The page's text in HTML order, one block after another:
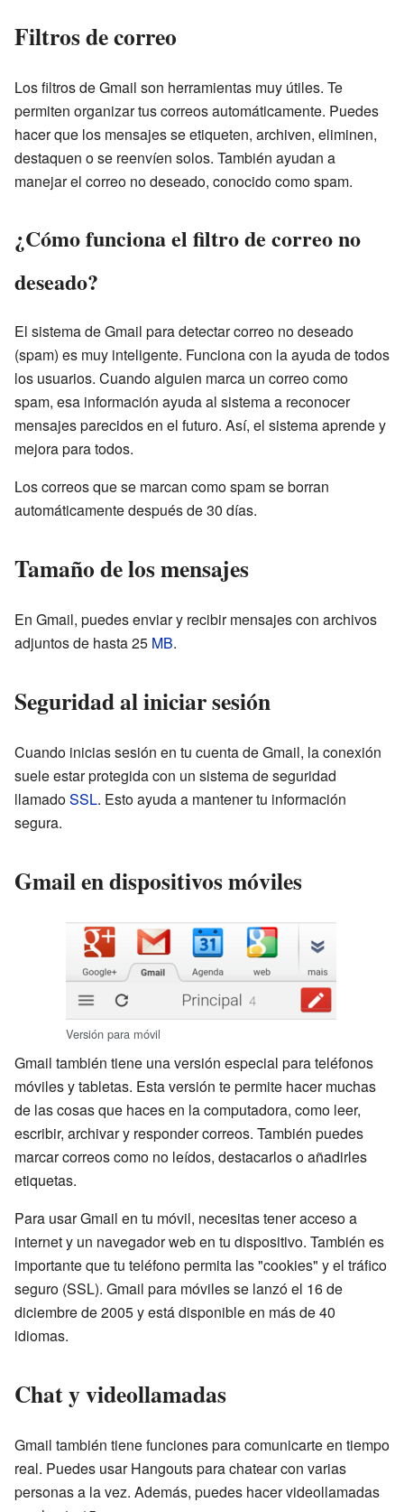
Filtros de correo
Los filtros de Gmail son herramientas muy útiles. Te
permiten organizar tus correos automáticamente. Puedes
hacer que los mensajes se etiqueten, archiven, eliminen,
destaquen o se reenvíen solos. También ayudan a
manejar el correo no deseado, conocido como spam.
¿Cómo funciona el filtro de correo no
deseado?
El sistema de Gmail para detectar correo no deseado
(spam) es muy inteligente. Funciona con la ayuda de todos
los usuarios. Cuando alguien marca un correo como
spam, esa información ayuda al sistema a reconocer
mensajes parecidos en el futuro. Así, el sistema aprende y
mejora para todos.
Los correos que se marcan como spam se borran
automáticamente después de 30 días.
Tamaño de los mensajes
En Gmail, puedes enviar y recibir mensajes con archivos
adjuntos de hasta 25 MB.
Seguridad al iniciar sesión
Cuando inicias sesión en tu cuenta de Gmail, la conexión
suele estar protegida con un sistema de seguridad
llamadoSSL. Esto ayuda a mantener tu información
segura.
Gmail en dispositivos móviles
Versión para móvil
Gmail también tiene una versión especial para teléfonos
móviles y tabletas. Esta versión te permite hacer muchas
de las cosas que haces en la computadora, como leer,
escribir, archivar y responder correos. También puedes
marcar correos como no leídos, destacarlos o añadirles
etiquetas.
Para usar Gmail en tu móvil, necesitas tener acceso a
internet y un navegador web en tu dispositivo. También es
importante que tu teléfono permita las "cookies" y el tráfico
seguro (SSL). Gmail para móviles se lanzó el 16 de
diciembre de 2005 y está disponible en más de 40
idiomas.
Chat y videollamadas
Gmail también tiene funciones para comunicarte en tiempo
real. Puedes usar Hangouts para chatear con varias
personas a la vez. Además, puedes hacer videollamadas